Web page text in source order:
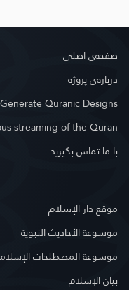
صفحه‌ى اصلى
درباره‌ى پروژه
Generate Quranic Designs
streaming of the Quran
با ما تماس بگیرید
موقع دار الإسلام
موسوعة الأحاديث النبوية
موسوعة المصطلحات
بيان الإسلام